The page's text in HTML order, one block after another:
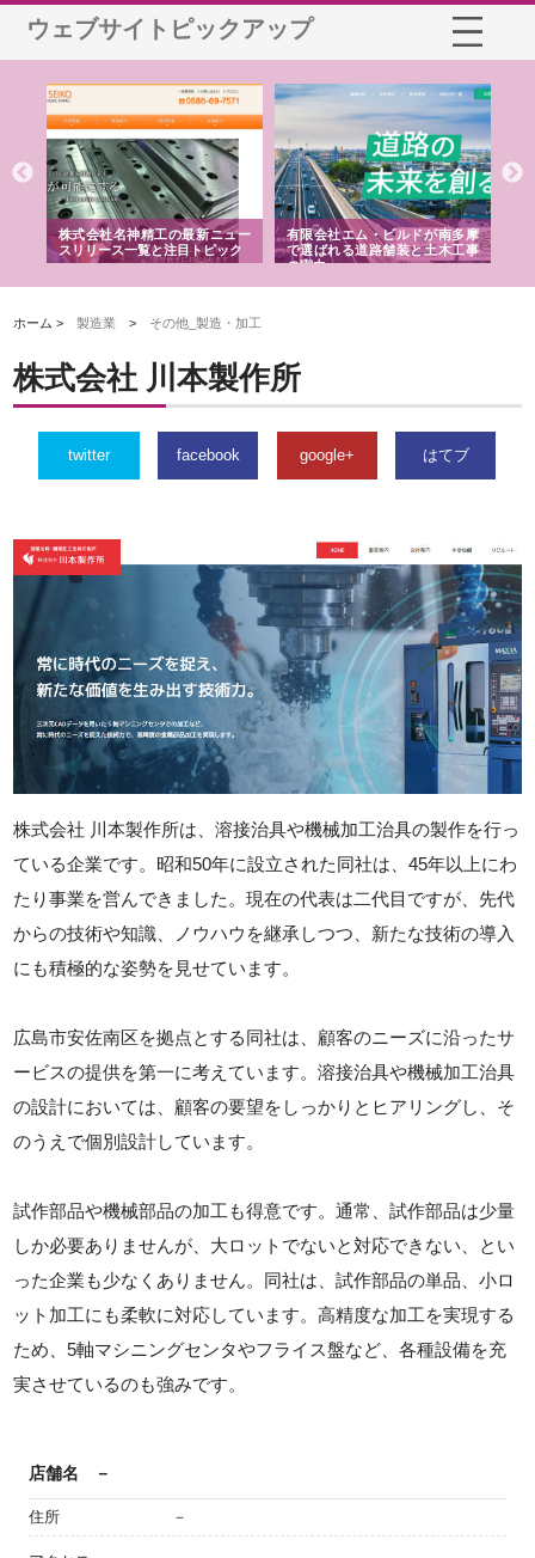
ウェブサイトピックアップ
株式会社名神精工の最新ニュー
スリリース一覧と注目トピック
有限会社エム・ビルドが南多摩
で選ばれる道路舗装と土木工事
の実力
ホーム >製造業 > その他_製造・加工
株式会社 川本製作所
twitter facebook google+ はてブ
株式会社 川本製作所は、溶接治具や機械加工治具の製作を行っ
ている企業です。昭和50年に設立された同社は、45年以上にわ
たり事業を営んできました。現在の代表は二代目ですが、先代
からの技術や知識、ノウハウを継承しつつ、新たな技術の導入
にも積極的な姿勢を見せています。
広島市安佐南区を拠点とする同社は、顧客のニーズに沿ったサ
ービスの提供を第一に考えています。溶接治具や機械加工治具
の設計においては、顧客の要望をしっかりとヒアリングし、そ
のうえで個別設計しています。
試作部品や機械部品の加工も得意です。通常、試作部品は少量
しか必要ありませんが、大ロットでないと対応できない、とい
った企業も少なくありません。同社は、試作部品の単品、小ロ
ット加工にも柔軟に対応しています。高精度な加工を実現する
ため、5軸マシニングセンタやフライス盤など、各種設備を充
実させているのも強みです。
店舗名 －
住所 －